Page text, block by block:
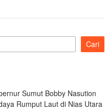
Cari
Sumut Bobby Nasution
Rumput Laut di Nias Utara